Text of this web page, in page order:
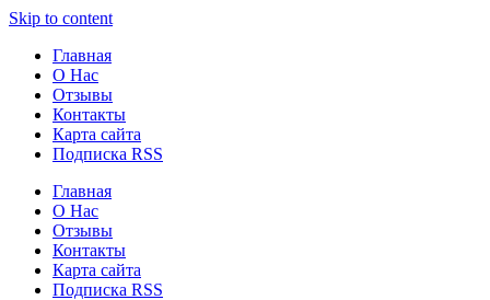
Skip to content
Главная
О Нас
Отзывы
Контакты
Карта сайта
Подписка RSS
Главная
О Нас
Отзывы
Контакты
Карта сайта
Подписка RSS